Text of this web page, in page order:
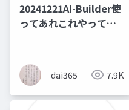
20241221AI-Builder使
ってあれこれやってみ
dai365 7.9K